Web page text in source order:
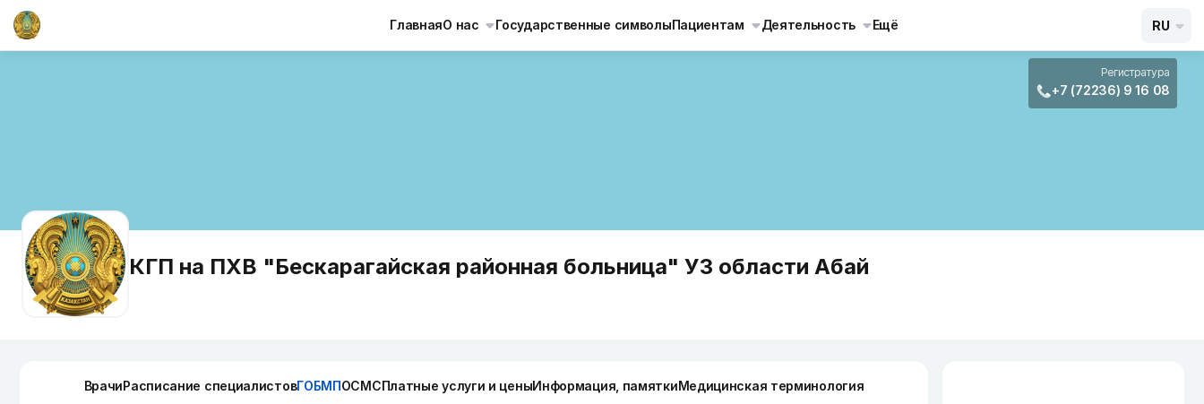
ГлавнаяО нас Государственные символыПациентам Деятельность Ещё RU
Регистратура
+7 (72236) 9 16 08
КГП на ПХВ "Бескарагайская районная больница" УЗ области Абай
ВрачиРасписание специалистовГОБМПОСМСПлатные услуги и ценыИнформация, памяткиМедицинская терминология